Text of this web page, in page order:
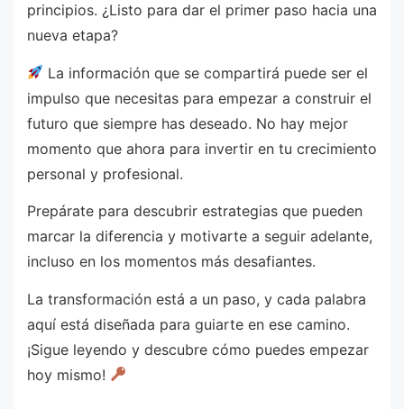
principios. ¿Listo para dar el primer paso hacia una
nueva etapa?
La información que se compartirá puede ser el
impulso que necesitas para empezar a construir el
futuro que siempre has deseado. No hay mejor
momento que ahora para invertir en tu crecimiento
personal y profesional.
Prepárate para descubrir estrategias que pueden
marcar la diferencia y motivarte a seguir adelante,
incluso en los momentos más desafiantes.
La transformación está a un paso, y cada palabra
aquí está diseñada para guiarte en ese camino.
¡Sigue leyendo y descubre cómo puedes empezar
hoy mismo!